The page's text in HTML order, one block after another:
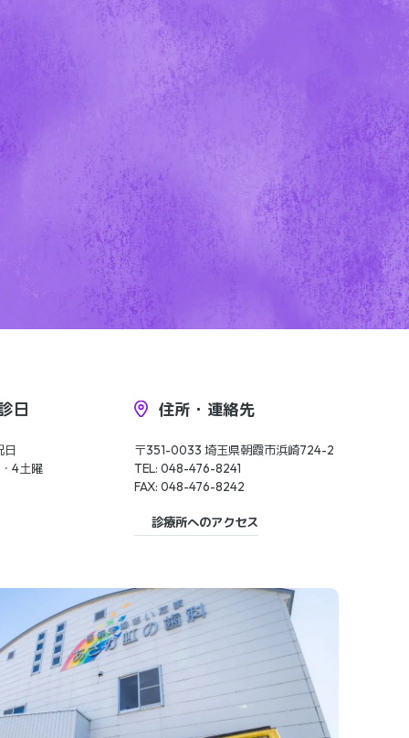
日
日
4土曜
住所・連絡先
〒351-0033 埼玉県朝霞市浜崎724-2
TEL: 048-476-8241
FAX: 048-476-8242
診療所へのアクセス